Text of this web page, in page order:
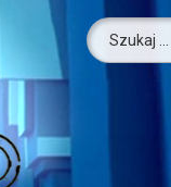
Szukaj: